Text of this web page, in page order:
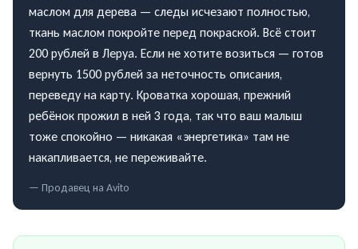
маслом для дерева — следы исчезают полностью,
ткань маслом покройте перед покраской. Всё стоит
200 рублей в Леруа. Если не хотите возиться — готов
вернуть 1500 рублей за неточность описания,
переведу на карту. Кроватка хорошая, прежний
ребёнок прожил в ней 3 года, так что ваш малыш
тоже спокойно — никакая «энергетика» там не
накапливается, не переживайте.
— Продавец на Avito